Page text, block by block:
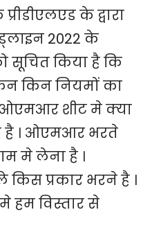
के द्वारा
2022 के
सूचित किया है कि
किन नियमों का
ओएमआर शीट मे क्या
है । ओएमआर भरते
मे लेना है ।
प्रकार भरने है ।
हम विस्तार से